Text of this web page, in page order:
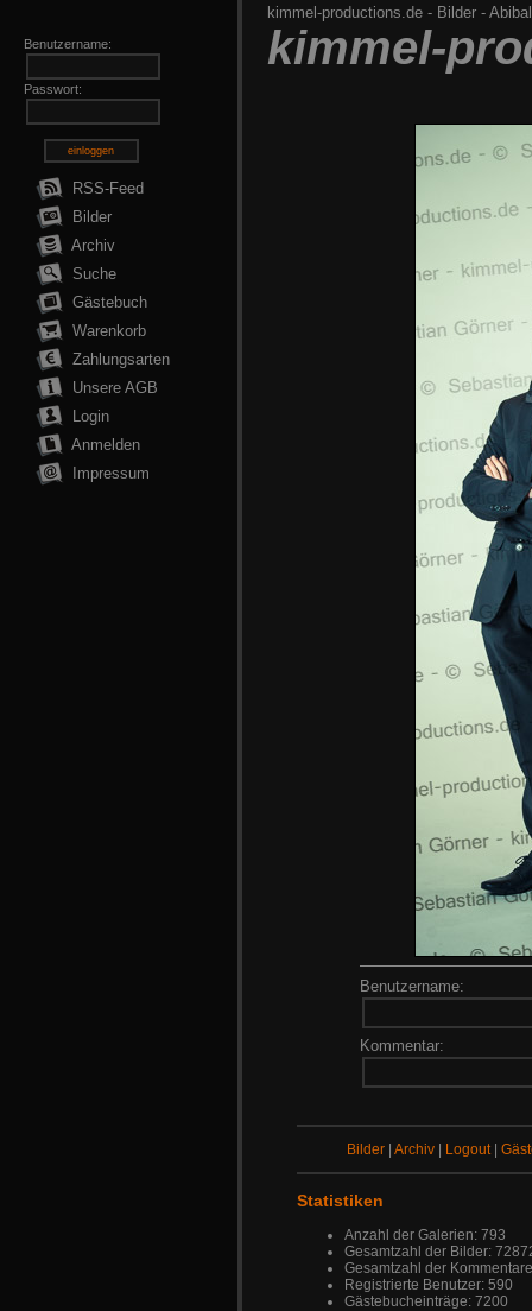
Benutzername:
Passwort:
einloggen
RSS-Feed
Bilder
Archiv
Suche
Gästebuch
Warenkorb
Zahlungsarten
Unsere AGB
Login
Anmelden
Impressum
kimmel-productions.de - Bilder -
kimmel-
Benutzername:
Kommentar:
Bilder |Archiv | Logout |
Statistiken
Anzahl der Galerien: 793
Gesamtzahl der Bilder:
Gesamtzahl der
Registrierte Benutzer: 590
Gästebucheinträge: 7200